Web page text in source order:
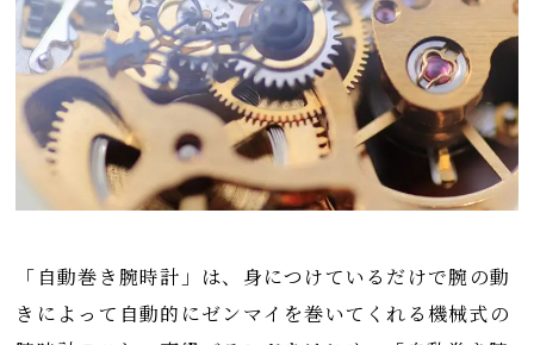
「自動巻き腕時計」は、身につけているだけで腕の動
きによって自動的にゼンマイを巻いてくれる機械式の